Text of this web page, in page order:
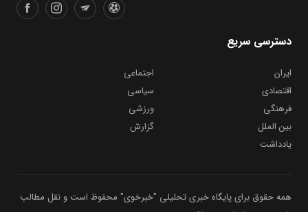
دسترسی سریع
ایران
اجتماعی
اقتصادی
سیاسی
فرهنگی
ورزشی
بین الملل
گزارش
یادداشت
همه حقوق برای پایگاه خبری تحلیلی "خبرخوی" محفوظ است و نقل مطالب